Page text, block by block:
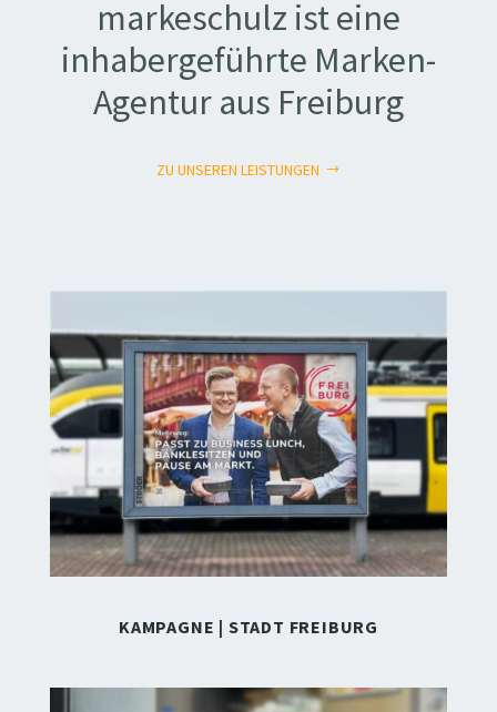
markeschulz ist eine
inhabergeführte Marken-
Agentur aus Freiburg
ZU UNSEREN LEISTUNGEN
KAMPAGNE | STADT FREIBURG